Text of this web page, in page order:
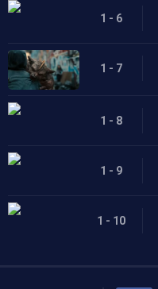
1 - 6
1 - 7
1 - 8
1 - 9
1 - 10